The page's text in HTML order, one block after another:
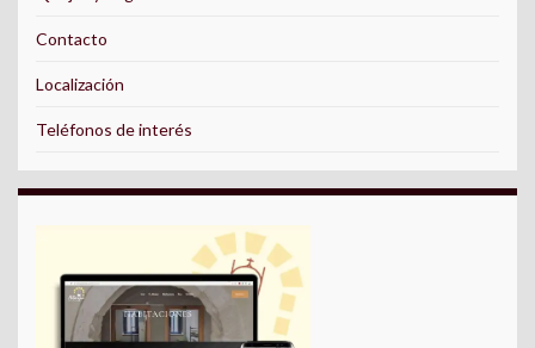
Contacto
Localización
Teléfonos de interés